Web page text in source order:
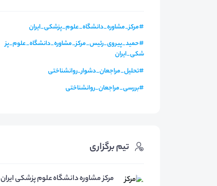
#مرکز_مشاوره_دانشگاه_علوم_پزشکی_ایران
#حمید_پیروی_رئیس_مرکز_مشاوره_دانشگاه_علوم_پز
شکی_ایران
#تحلیل_مراجعان_دشوار_روانشناختی
#بررسی_مراجعان_روانشناختی
تیم برگزاری
مرکز مشاوره دانشگاه علوم پزشکی ایران